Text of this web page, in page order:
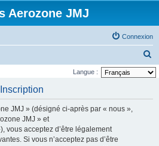
Aerozone JMJ
Connexion
e
Langue :
JMJ » (désigné ci-après par « nous »,
JMJ » et
vous acceptez d’être légalement
Si vous n’acceptez pas d’être